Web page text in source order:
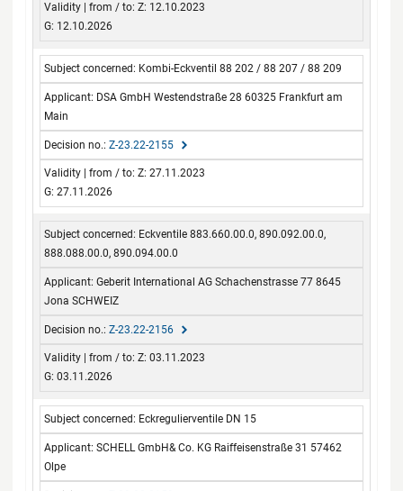
Z: 12.10.2023
G: 12.10.2026
Kombi-Eckventil 88 202 / 88 207 / 88 209
DSA GmbH Westendstraße 28 60325 Frankfurt am
Main
Z-23.22-2155
Z: 27.11.2023
G: 27.11.2026
Eckventile 883.660.00.0, 890.092.00.0,
888.088.00.0, 890.094.00.0
Geberit International AG Schachenstrasse 77 8645
Jona SCHWEIZ
Z-23.22-2156
Z: 03.11.2023
G: 03.11.2026
Eckregulierventile DN 15
SCHELL GmbH& Co. KG Raiffeisenstraße 31 57462
Olpe